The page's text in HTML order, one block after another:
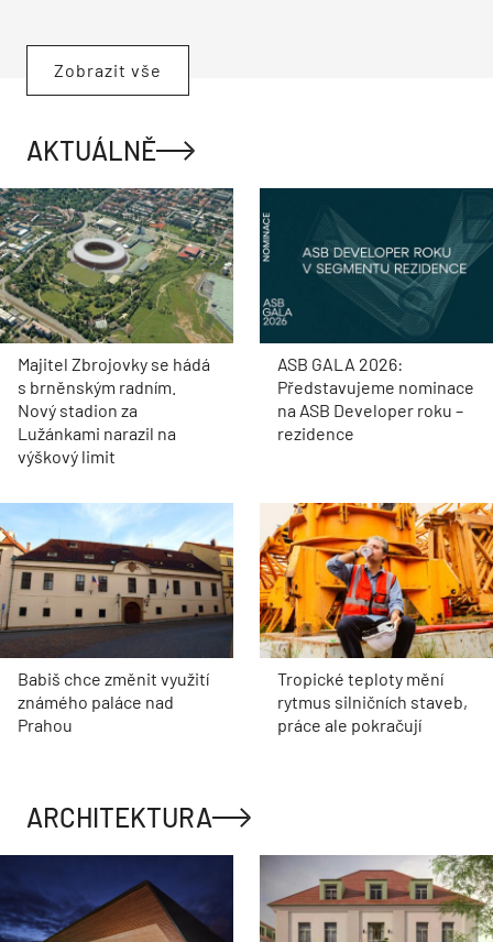
Zobrazit vše
AKTUÁLNĚ
Majitel Zbrojovky se hádá
s brněnským radním.
Nový stadion za
Lužánkami narazil na
výškový limit
ASB GALA 2026:
Představujeme nominace
na ASB Developer roku –
rezidence
Babiš chce změnit využití
známého paláce nad
Prahou
Tropické teploty mění
rytmus silničních staveb,
práce ale pokračují
ARCHITEKTURA